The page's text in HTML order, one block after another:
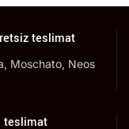
teslimat
Moschato, Neos
teslimat